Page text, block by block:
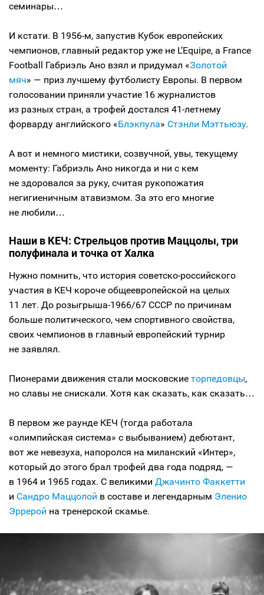
семинары…
И кстати. В 1956-м, запустив Кубок европейских
чемпионов, главный редактор уже не L’Equipe, а France
Football Габриэль Ано взял и придумал «Золотой
мяч» — приз лучшему футболисту Европы. В первом
голосовании приняли участие 16 журналистов
из разных стран, а трофей достался 41-летнему
форварду английского «Блэкпула» Стэнли Мэттьюзу.
А вот и немного мистики, созвучной, увы, текущему
моменту: Габриэль Ано никогда и ни с кем
не здоровался за руку, считая рукопожатия
негигиеничным атавизмом. За это его многие
не любили…
Наши в КЕЧ: Стрельцов против Маццолы, три
полуфинала и точка от Халка
Нужно помнить, что история советско-российского
участия в КЕЧ короче общеевропейской на целых
11 лет. До розыгрыша-1966/67 СССР по причинам
больше политического, чем спортивного свойства,
своих чемпионов в главный европейский турнир
не заявлял.
Пионерами движения стали московские торпедовцы,
но славы не снискали. Хотя как сказать, как сказать…
В первом же раунде КЕЧ (тогда работала
«олимпийская система» с выбыванием) дебютант,
вот же невезуха, напоролся на миланский «Интер»,
который до этого брал трофей два года подряд, —
в 1964 и 1965 годах. С великими Джачинто Факкетти
и Сандро Маццолой в составе и легендарным Эленио
Эррерой на тренерской скамье.